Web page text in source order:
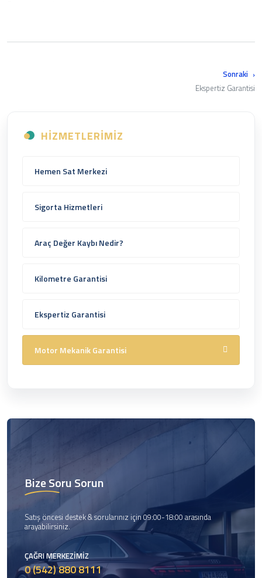
HIZMETLERIMIZ
Hemen Sat Merkezi
Sigorta Hizmetleri
Araç Değer Kaybı Nedir?
Kilometre Garantisi
Ekspertiz Garantisi
Motor Mekanik Garantisi
Bize Soru Sorun
Satış öncesi destek & sorularınız için 09:00-18:00 arasında
arayabilirsiniz.
ÇAĞRI MERKEZIMIZ
0 (542) 880 8111
Sonraki
Ekspertiz Garantisi